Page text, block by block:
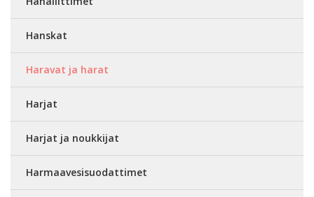
Hanskat
Haravat ja harat
Harjat
Harjat ja noukkijat
Harmaavesisuodattimet